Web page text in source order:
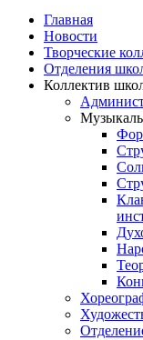
Главная
Новости
Творческие
Отделения
Коллектив